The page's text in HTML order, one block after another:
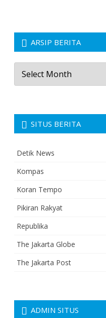
ARSIP BERITA
Arsip
Berita
SITUS BERITA
Detik News
Kompas
Koran Tempo
Pikiran Rakyat
Republika
The Jakarta Globe
The Jakarta Post
ADMIN SITUS